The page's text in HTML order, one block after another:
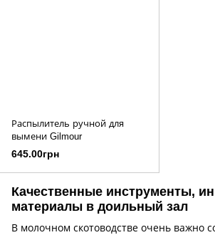
Распылитель ручной для
вымени Gilmour
645.00грн
Качественные инструменты,
материалы в доильный зал
В молочном скотоводстве очень важно